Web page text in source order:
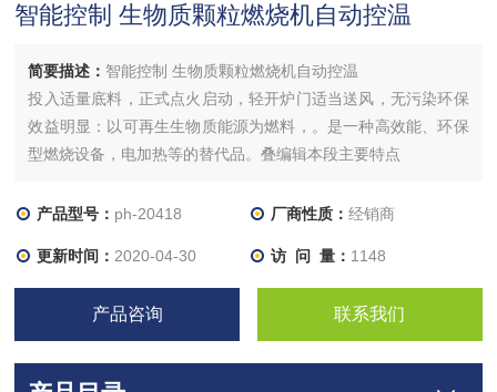
智能控制 生物质颗粒燃烧机自动控温
简要描述： 智能控制 生物质颗粒燃烧机自动控温
投入适量底料，正式点火启动，轻开炉门适当送风，无污染环保
效益明显：以可再生生物质能源为燃料，。是一种高效能、环保
型燃烧设备，电加热等的替代品。叠编辑本段主要特点
然气节省50%、比液化气节省40%，且*。生物质燃烧机内胆，采
上的温度
产品型号： ph-20418 厂商性质： 经销商
更新时间： 2020-04-30 访 问 量： 1148
产品咨询 联系我们